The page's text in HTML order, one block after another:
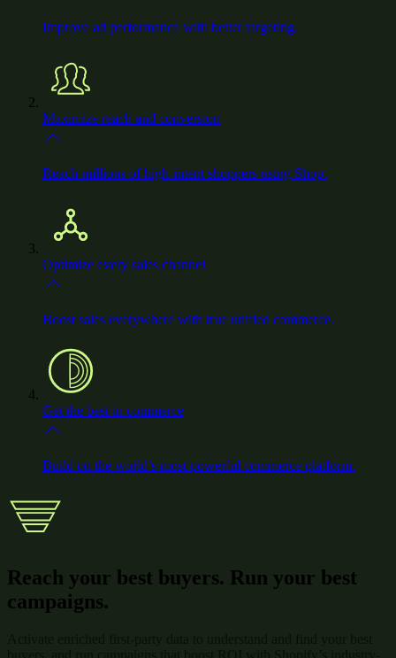
Improve ad performance with better targeting.
Maximize reach and conversion
Reach millions of high-intent shoppers using Shop.
Optimize every sales channel
Boost sales everywhere with true unified commerce.
Get the best in commerce
Build on the world’s most powerful commerce platform.
Reach your best buyers. Run your best
campaigns.